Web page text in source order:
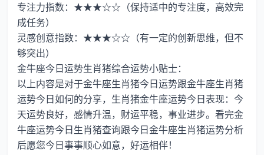
专注力指数：★★★☆☆（保持适中的专注度，高效完
成任务）
灵感创意指数：★★★☆☆（有一定的创新思维，但不
够突出）
金牛座今日运势生肖猪综合运势小贴士：
以上内容是对于金牛座生肖猪今日运势跟金牛座生肖猪
运势今日如何的分享，生肖猪金牛座运势今日表现：今
天运势良好，感情升温，财运平稳，事业进步。看完金
牛座运势今日生肖猪查询跟今日金牛座生肖猪运势分析
后愿您今日事事顺心如意，好运相伴！